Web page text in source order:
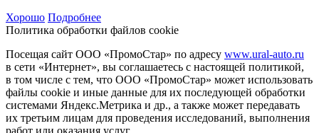
Хорошо Подробнее
Политика обработки файлов cookie
Посещая сайт ООО «ПромоСтар» по адресу www.ural-auto.ru
в сети «Интернет», вы соглашаетесь с настоящей политикой,
в том числе с тем, что ООО «ПромоСтар» может использовать
файлы cookie и иные данные для их последующей обработки
системами Яндекс.Метрика и др., а также может передавать
их третьим лицам для проведения исследований, выполнения
работ или оказания услуг.